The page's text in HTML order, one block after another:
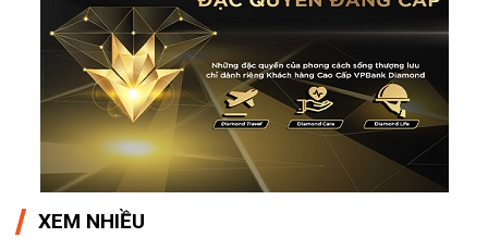
XEM NHIỀU